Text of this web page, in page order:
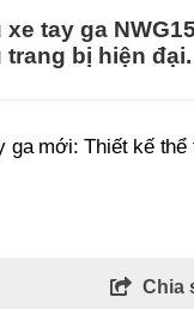
tay ga
bị hiện đại.
ga mới: Thiết kế
Chia